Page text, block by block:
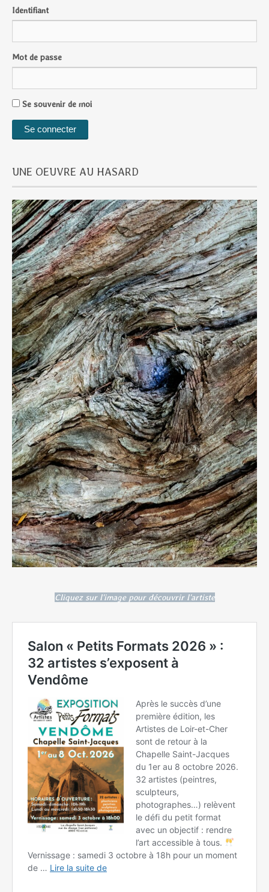
Identifiant
Mot de passe
Se souvenir de moi
UNE OEUVRE AU HASARD
Cliquez sur l'image pour découvrir l'artiste